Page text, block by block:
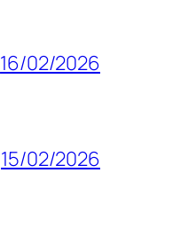
16/02/2026
15/02/2026